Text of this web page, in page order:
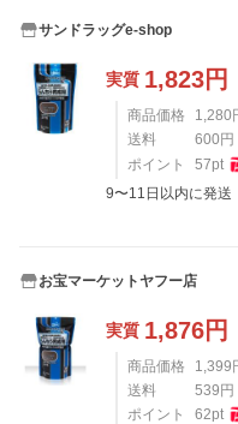
サンドラッグe-shop
実質 1,823円
商品価格 1,280
送料
600 円
ポイント
57pt
9〜11日以内に発送
お宝マーケットヤフー店
実質 1,876円
商品価格 1,399
送料
539 円
ポイント
62pt